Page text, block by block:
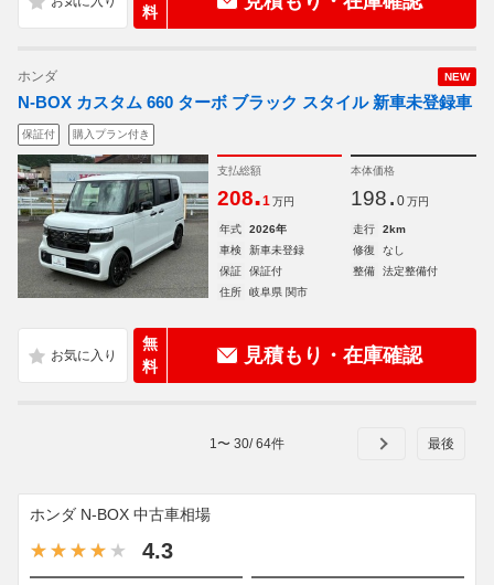
料
NEW
ホンダ
N-BOX カスタム 660 ターボ ブラック スタイル 新車未登録車
保証付 購入プラン付き
支払総額
208.1 万円
本体価格
198. 0 万円
年式 2026年 走行
2km
車検
新車未登録 修復
なし
保証
保証付 整備
法定整備付
住所
岐阜県 関市
無
料
見積もり・在庫確認
1 〜 30/64件
ホンダ N-BOX 中古車相場
4.3